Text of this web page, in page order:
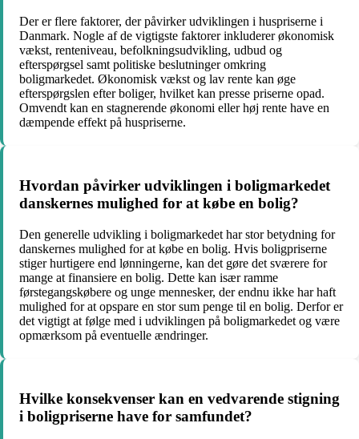
Der er flere faktorer, der påvirker udviklingen i huspriserne i
Danmark. Nogle af de vigtigste faktorer inkluderer økonomisk
vækst, renteniveau, befolkningsudvikling, udbud og
efterspørgsel samt politiske beslutninger omkring
boligmarkedet. Økonomisk vækst og lav rente kan øge
efterspørgslen efter boliger, hvilket kan presse priserne opad.
Omvendt kan en stagnerende økonomi eller høj rente have en
dæmpende effekt på huspriserne.
Hvordan påvirker udviklingen i boligmarkedet
danskernes mulighed for at købe en bolig?
Den generelle udvikling i boligmarkedet har stor betydning for
danskernes mulighed for at købe en bolig. Hvis boligpriserne
stiger hurtigere end lønningerne, kan det gøre det sværere for
mange at finansiere en bolig. Dette kan især ramme
førstegangskøbere og unge mennesker, der endnu ikke har haft
mulighed for at opspare en stor sum penge til en bolig. Derfor er
det vigtigt at følge med i udviklingen på boligmarkedet og være
opmærksom på eventuelle ændringer.
Hvilke konsekvenser kan en vedvarende stigning
i boligpriserne have for samfundet?